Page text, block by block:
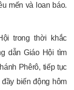
mến và loan báo.
trong thời khắc
dẫn Giáo Hội tìm
Phêrô, tiếp tục
biến động hôm